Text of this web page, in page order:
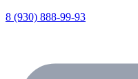
8 (930) 888-99-93